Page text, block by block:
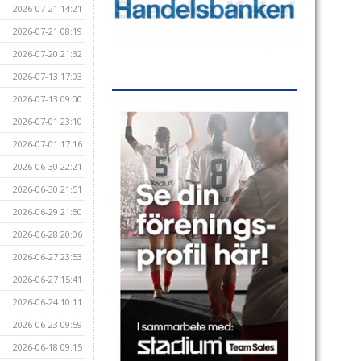
2026-07-21 14:21
2026-07-21 08:19
2026-07-20 21:32
2026-07-13 17:03
2026-07-13 09:00
2026-07-01 23:10
2026-07-01 17:16
2026-06-30 22:21
2026-06-30 21:51
2026-06-29 21:50
2026-06-28 20:06
2026-06-27 23:53
2026-06-27 15:41
2026-06-24 10:11
2026-06-23 09:59
2026-06-18 09:15